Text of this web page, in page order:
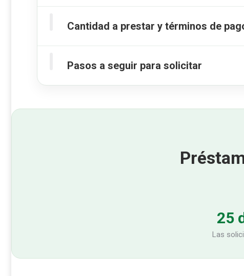
Cantidad a prestar y términos de
Pasos a seguir para solicitar
25
Las